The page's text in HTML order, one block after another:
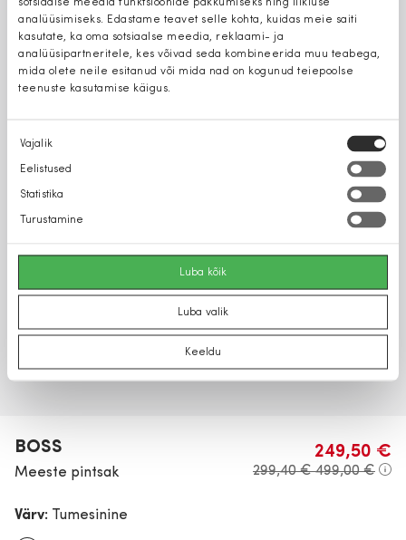
sotsiaalse meedia funktsioonide pakkumiseks ning liikluse
analüüsimiseks. Edastame teavet selle kohta, kuidas meie saiti
kasutate, ka oma sotsiaalse meedia, reklaami- ja
analüüsipartneritele, kes võivad seda kombineerida muu teabega,
mida olete neile esitanud või mida nad on kogunud teiepoolse
teenuste kasutamise käigus.
Nõusoleku
valik
Vajalik
Eelistused
Statistika
Turustamine
Luba kõik
Luba valik
Keeldu
BOSS
Meeste pintsak
249,50 €
299,40 €499,00 €
Värv: Tumesinine